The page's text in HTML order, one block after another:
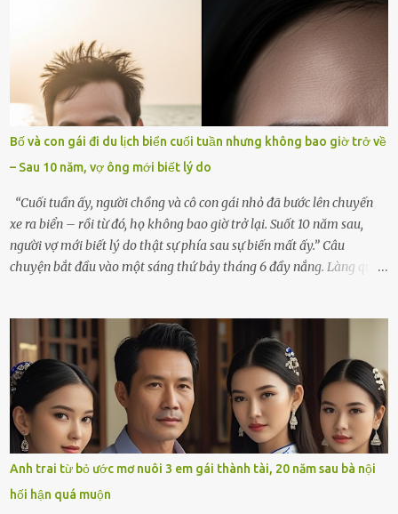
rơi vào khoảng trống vô tận, chẳng còn muốn làm gì ngoài việc
ngồi lặng lẽ nhớ về cô ấy. Nhưng cuộc sống không cho phép tôi mãi
chìm đắm trong đau khổ. Họ hàng, bạn bè và những người thân
thiết đã đến bên, giúp tôi tổ chức tang lễ chu toàn. Và hôm nay là
ngày giỗ đầu tiên của vợ, 49 ngày sau khi cô ấy rời xa tôi mãi
mãi.Buổi sáng hôm đó, sau khi cúng cơm xong, tôi quyết định lên
sắp xếp lại bàn thờ vợ. Mọi thứ vẫn như mọi ngày, nhưng có điều gì
đó kỳ lạ mà tôi không thể giải thích được. Trong khoảnh khắc tôi
cúi xuống lau chùi bát hương, một luồng gió lạ thoáng qua, khiến
tôi giật mình. Và rồi, một chuyện kinh...
Bố và con gái đi du lịch biển cuối tuần nhưng không bao giờ trở về
– Sau 10 năm, vợ ông mới biết lý do
“Cuối tuần ấy, người chồng và cô con gái nhỏ đã bước lên chuyến
xe ra biển – rồi từ đó, họ không bao giờ trở lại. Suốt 10 năm sau,
người vợ mới biết lý do thật sự phía sau sự biến mất ấy.” Câu
chuyện bắt đầu vào một sáng thứ bảy tháng 6 đầy nắng. Làng quê
không kém. Ông Minh, vốn là một người đàn ông điềm đạm, ít nói,
hôm ấy lại đặc biệt vui vẻ. Ông chuẩn bị hành lý cho chuyến đi biển
cùng cô con gái 8 tuổi tên Thảo. “Em ở nhà nghỉ ngơi nhé, anh đưa
con đi biển hai ngày, để nó được ngắm sóng, nghịch cát. Về chắc nó
sẽ kể cho em nghe cả tuần không hết chuyện.” – Ông Minh cười
hiền, vuốt tóc vợ. Bà Hạnh nhìn chồng và con gái ríu rít chuẩn bị mà
lòng cũng rộn ràng. Bà vốn ít có dịp đi xa vì còn bận buôn bán ở chợ,
nên lần này cũng đành ở nhà. Thảo ôm chầm lấy mẹ trước khi đi:
“Con sẽ nhặt thật nhiều vỏ sò cho mẹ nhé!” Chiếc xe khách lăn
Anh trai từ bỏ ước mơ nuôi 3 em gái thành tài, 20 năm sau bà nội
hối hận quá muộn